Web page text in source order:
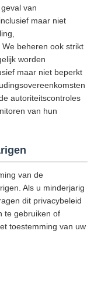
van
maar niet
beheren ook strikt
worden
maar niet beperkt
autoriteitscontroles
van hun
van de
Als u minderjarig
dit privacybeleid
te gebruiken of
toestemming van uw